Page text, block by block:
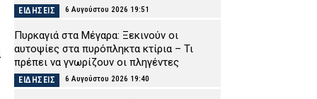
ΕΙΔΗΣΕΙΣ 6 Αυγούστου 2026 19:51
Πυρκαγιά στα Μέγαρα: Ξεκινούν οι
αυτοψίες στα πυρόπληκτα κτίρια – Τι
πρέπει να γνωρίζουν οι πληγέντες
ΕΙΔΗΣΕΙΣ 6 Αυγούστου 2026 19:40